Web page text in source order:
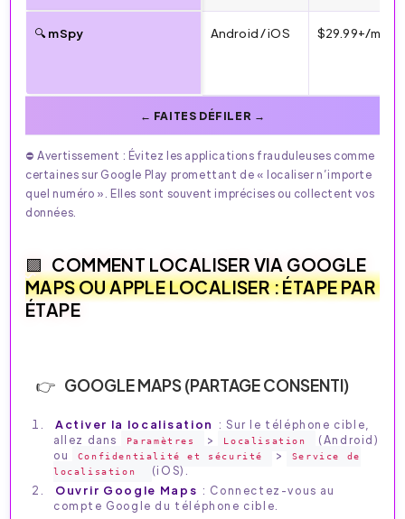
🔍 mSpy Android / iOS $29.99+/mois
⛔️ Avertissement : Évitez les applications frauduleuses comme
certaines sur Google Play promettant de « localiser n’importe
quel numéro ». Elles sont souvent imprécises ou collectent vos
données.
COMMENT LOCALISER VIA GOOGLE
MAPS OU APPLE LOCALISER : ÉTAPE PAR
ÉTAPE
GOOGLE MAPS (PARTAGE CONSENTI)
Activer la localisation
: Sur le téléphone cible,
allez dans
Paramètres > Localisation
(Android)
ou
Confidentialité et sécurité >
Service de
localisation
(iOS).
Ouvrir Google Maps : Connectez-vous au
compte Google du téléphone cible.